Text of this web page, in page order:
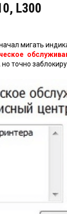
L300
мигать
точно